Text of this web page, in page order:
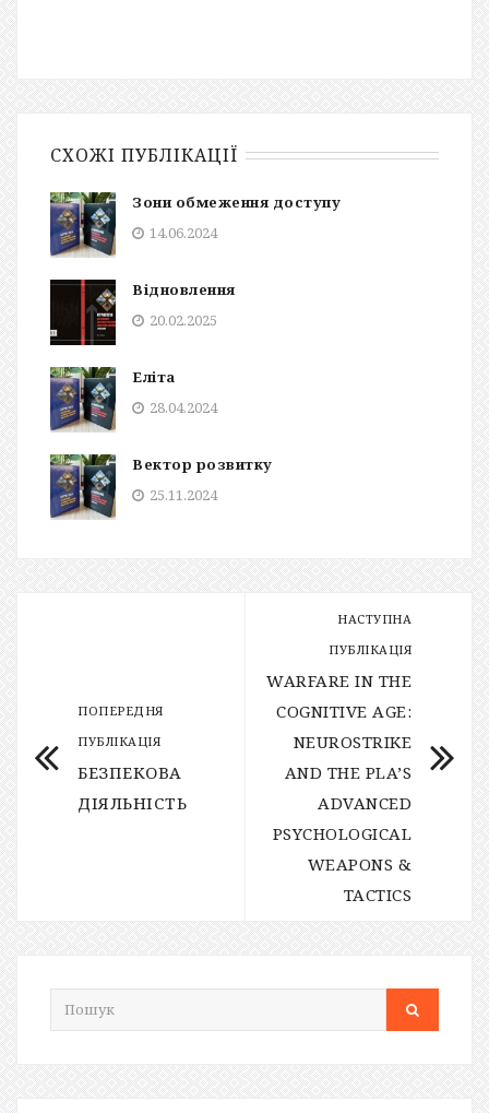
СХОЖІ ПУБЛІКАЦІЇ
Зони обмеження доступу
14.06.2024
Відновлення
20.02.2025
Еліта
28.04.2024
Вектор розвитку
25.11.2024
ПОПЕРЕДНЯ
ПУБЛІКАЦІЯ
БЕЗПЕКОВА
ДІЯЛЬНІСТЬ
НАСТУПНА
ПУБЛІКАЦІЯ
WARFARE IN THE
COGNITIVE AGE:
NEUROSTRIKE
AND THE PLA’S
ADVANCED
PSYCHOLOGICAL
WEAPONS &
TACTICS